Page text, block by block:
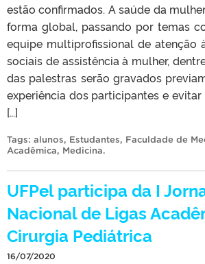
estão confirmados. A saúde da
forma global, passando por temas
equipe multiprofissional de atenção
sociais de assistência à mulher,
das palestras serão gravados
experiência dos participantes e
[…]
Tags: alunos, Estudantes, Faculdade de
Acadêmica, Medicina.
UFPel participa da I
Nacional de Ligas
Cirurgia Pediátrica
16/07/2020